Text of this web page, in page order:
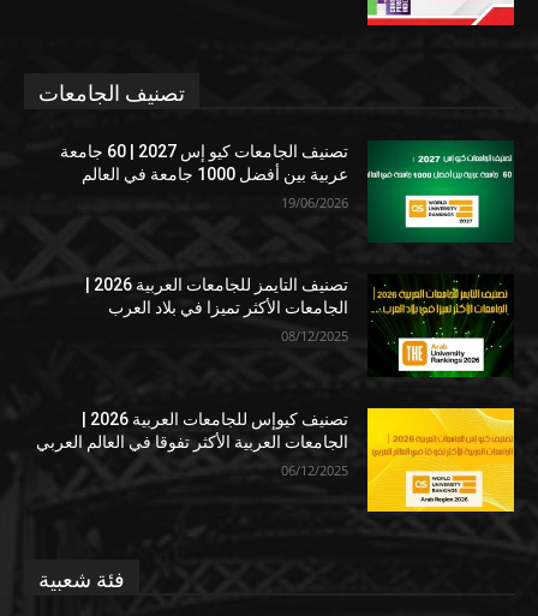
تصنيف الجامعات
تصنيف الجامعات كيو إس 2027 | 60 جامعة
عربية بين أفضل 1000 جامعة في العالم
19/06/2026
الجامعات الأكثر تميزا في بلاد العرب
08/12/2025
الجامعات العربية الأكثر تفوقا في العالم العربي
06/12/2025
فئة شعبية